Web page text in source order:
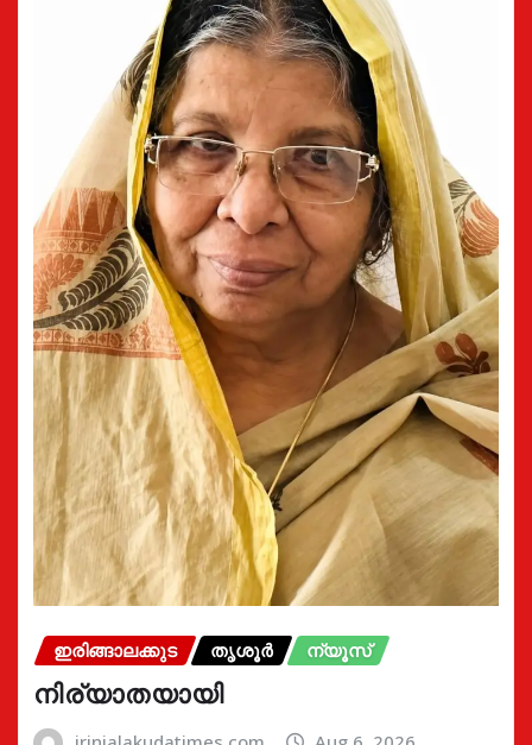
ഇരിങ്ങാലക്കുട തൃശൂർ ന്യൂസ്
നിര്യാതയായി